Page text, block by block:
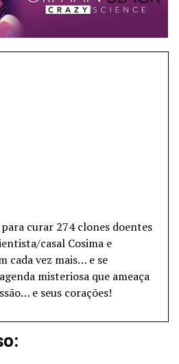
curar 274 clones doentes
casal Cosima e
cada vez mais… e se
misteriosa que ameaça
e seus corações!